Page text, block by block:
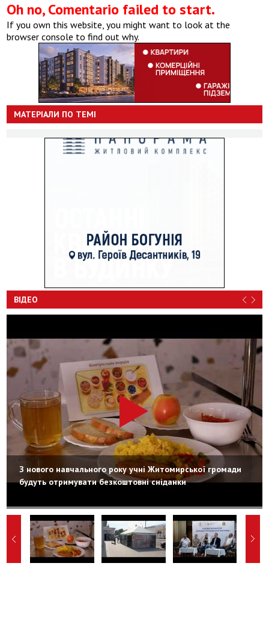
Oh no, Comentario failed to start.
If you own this website, you might want to look at the
browser console to find out why.
МАТЕРІАЛИ ПО ТЕМІ
ВІДЕО
З нового навчального року учні Житомирської громади
будуть отримувати безкоштовні сніданки